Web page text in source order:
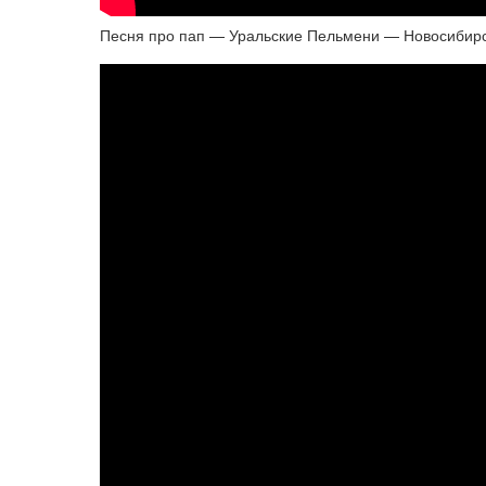
Песня про пап — Уральские Пельмени —